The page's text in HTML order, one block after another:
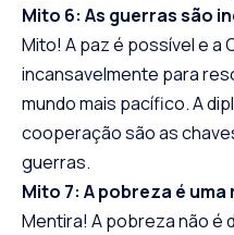
Mito 6: As guerras são
Mito! A paz é possível e a
incansavelmente para
mundo mais pacífico. A
cooperação são as
guerras.
Mito 7: A pobreza é uma
Mentira! A pobreza não é